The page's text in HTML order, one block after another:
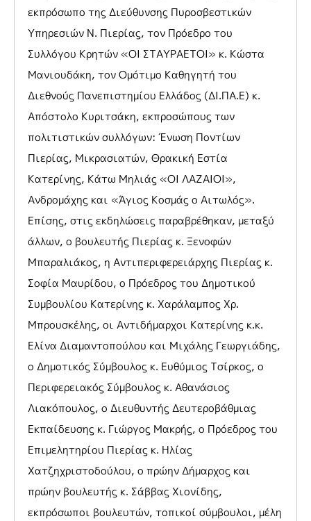
εκπρόσωπο της Διεύθυνσης Πυροσβεστικών
Υπηρεσιών Ν. Πιερίας, τον Πρόεδρο του
Συλλόγου Κρητών «ΟΙ ΣΤΑΥΡΑΕΤΟΙ» κ. Κώστα
Μανιουδάκη, τον Ομότιμο Καθηγητή του
Διεθνούς Πανεπιστημίου Ελλάδος (ΔΙ.ΠΑ.Ε) κ.
Απόστολο Κυριτσάκη, εκπροσώπους των
πολιτιστικών συλλόγων: Ένωση Ποντίων
Πιερίας, Μικρασιατών, Θρακική Εστία
Κατερίνης, Κάτω Μηλιάς «ΟΙ ΛΑΖΑΙΟΙ»,
Ανδρομάχης και «Άγιος Κοσμάς ο Αιτωλός».
Επίσης, στις εκδηλώσεις παραβρέθηκαν, μεταξύ
άλλων, ο βουλευτής Πιερίας κ. Ξενοφών
Μπαραλιάκος, η Αντιπεριφερειάρχης Πιερίας κ.
Σοφία Μαυρίδου, ο Πρόεδρος του Δημοτικού
Συμβουλίου Κατερίνης κ. Χαράλαμπος Χρ.
Μπρουσκέλης, οι Αντιδήμαρχοι Κατερίνης κ.κ.
Ελίνα Διαμαντοπούλου και Μιχάλης Γεωργιάδης,
ο Δημοτικός Σύμβουλος κ. Ευθύμιος Τσίρκος, ο
Περιφερειακός Σύμβουλος κ. Αθανάσιος
Λιακόπουλος, ο Διευθυντής Δευτεροβάθμιας
Εκπαίδευσης κ. Γιώργος Μακρής, ο Πρόεδρος του
Επιμελητηρίου Πιερίας κ. Ηλίας
Χατζηχριστοδούλου, ο πρώην Δήμαρχος και
πρώην βουλευτής κ. Σάββας Χιονίδης,
εκπρόσωποι βουλευτών, τοπικοί σύμβουλοι, μέλη